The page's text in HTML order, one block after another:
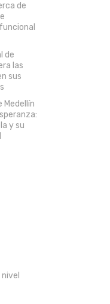
de
de
las
sus
Medellín
y su